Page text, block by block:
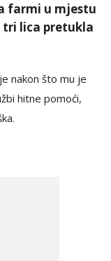
farmi u mjestu
tri lica pretukla
nakon što mu je
hitne pomoći,